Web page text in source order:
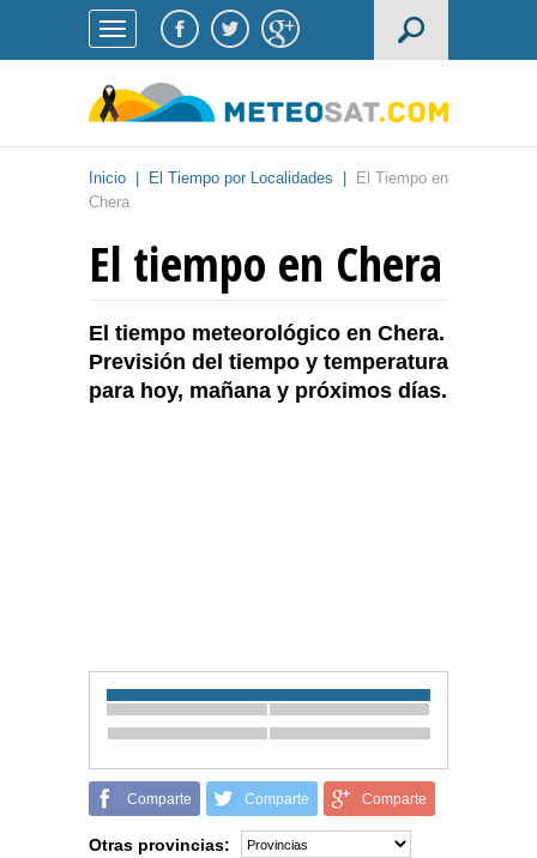
Inicio El Tiempo por Localidades
El Tiempo en
Chera
El tiempo en Chera
El tiempo meteorológico en Chera.
Previsión del tiempo y temperatura
para hoy, mañana y próximos días.
Comparte Comparte Comparte
Otras provincias: